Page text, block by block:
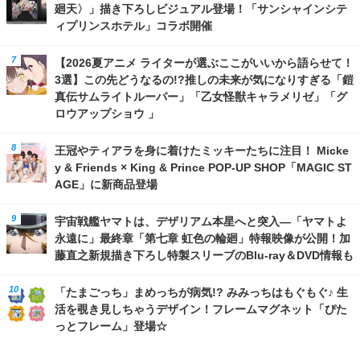
廻天〉」描き下ろしビジュアル登場！「サンシャインシテ
ィプリンスホテル」コラボ開催
【2026夏アニメ ライターが選ぶここがいいから語らせて！
3選】この先どうなるの!?推しの未来が気になりすぎる「鎧
真伝サムライトルーパー」「乙女怪獣キャラメリゼ」「グ
ロウアップショウ 」
王冠やティアラを身に着けたミッキーたちに注目！ Micke
y & Friends × King & Prince POP-UP SHOP「MAGIC ST
AGE」に新商品登場
宇宙戦艦ヤマトは、デザリアム本星へと突入―「ヤマトよ
永遠に」最終章「第七章 虹色の輪廻」特報映像が公開！加
藤直之新規描き下ろし特製スリーブのBlu-ray＆DVD情報も
「たまごっち」まめっちが病気!? みみっちはもぐもぐ♪ 生
活を覗き見しちゃうデザイン！フレームマグネット「ぴた
っとフレーム」登場☆